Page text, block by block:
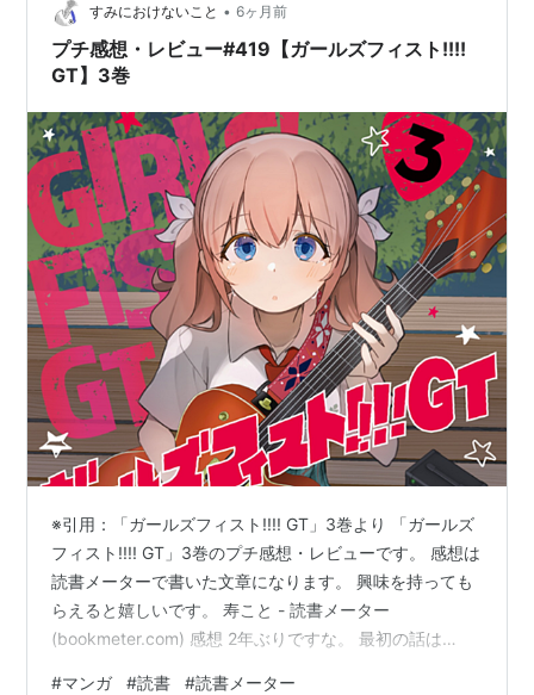
すみにおけないこと • 6ヶ月前
プチ感想・レビュー#419【ガールズフィスト!!!!
GT】3巻
※引用：「ガールズフィスト!!!! GT」3巻より 「ガールズ
フィスト!!!! GT」3巻のプチ感想・レビューです。 感想は
読書メーターで書いた文章になります。 興味を持っても
らえると嬉しいです。 寿こと - 読書メーター
(bookmeter.com) 感想 2年ぶりですな。 最初の話は
#マンガ #読書 #読書メーター